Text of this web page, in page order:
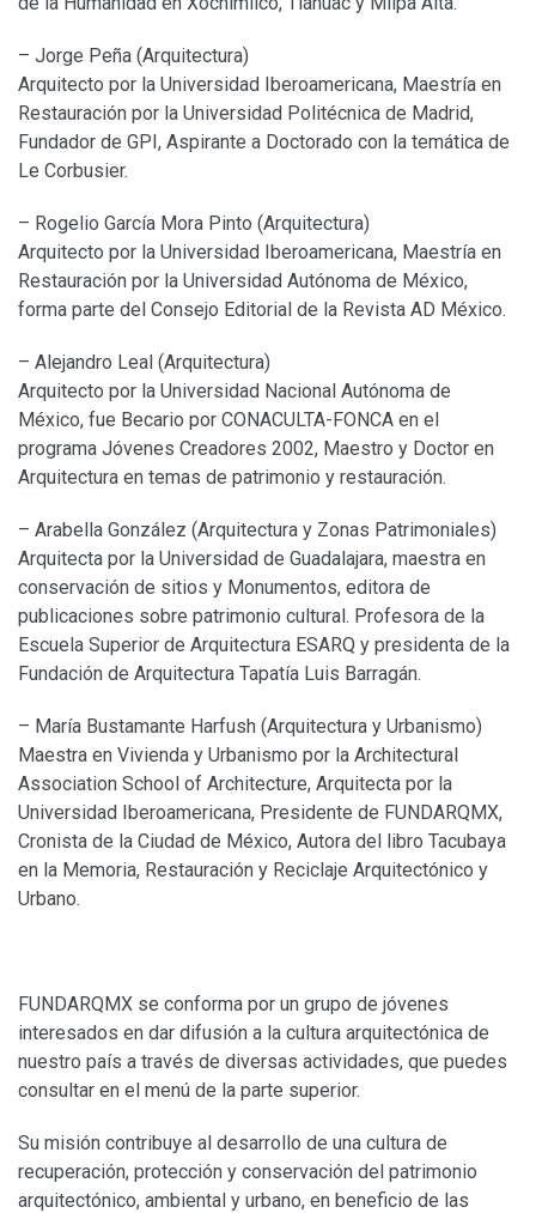
– Jorge Peña (Arquitectura)
Arquitecto por la Universidad Iberoamericana, Maestría en
Restauración por la Universidad Politécnica de Madrid,
Fundador de GPI, Aspirante a Doctorado con la temática de
Le Corbusier.
– Rogelio García Mora Pinto (Arquitectura)
Arquitecto por la Universidad Iberoamericana, Maestría en
Restauración por la Universidad Autónoma de México,
forma parte del Consejo Editorial de la Revista AD México.
– Alejandro Leal (Arquitectura)
Arquitecto por la Universidad Nacional Autónoma de
México, fue Becario por CONACULTA-FONCA en el
programa Jóvenes Creadores 2002, Maestro y Doctor en
Arquitectura en temas de patrimonio y restauración.
– Arabella González (Arquitectura y Zonas Patrimoniales)
Arquitecta por la Universidad de Guadalajara, maestra en
conservación de sitios y Monumentos, editora de
publicaciones sobre patrimonio cultural. Profesora de la
Escuela Superior de Arquitectura ESARQ y presidenta de la
Fundación de Arquitectura Tapatía Luis Barragán.
– María Bustamante Harfush (Arquitectura y Urbanismo)
Maestra en Vivienda y Urbanismo por la Architectural
Association School of Architecture, Arquitecta por la
Universidad Iberoamericana, Presidente de FUNDARQMX,
Cronista de la Ciudad de México, Autora del libro Tacubaya
en la Memoria, Restauración y Reciclaje Arquitectónico y
Urbano.
FUNDARQMX se conforma por un grupo de jóvenes
interesados en dar difusión a la cultura arquitectónica de
nuestro país a través de diversas actividades, que puedes
consultar en el menú de la parte superior.​
Su misión contribuye al desarrollo de una cultura de
recuperación, protección y conservación del patrimonio
arquitectónico, ambiental y urbano, en beneficio de las